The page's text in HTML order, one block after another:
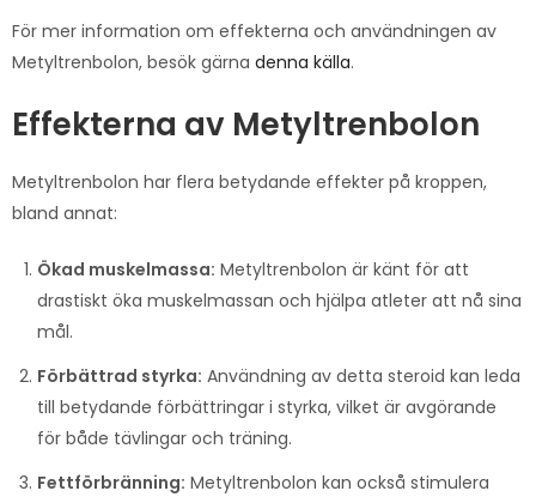
För mer information om effekterna och användningen av
Metyltrenbolon, besök gärna denna källa.
Effekterna av Metyltrenbolon
Metyltrenbolon har flera betydande effekter på kroppen,
bland annat:
Ökad muskelmassa: Metyltrenbolon är känt för att
drastiskt öka muskelmassan och hjälpa atleter att nå sina
mål.
Förbättrad styrka: Användning av detta steroid kan leda
till betydande förbättringar i styrka, vilket är avgörande
för både tävlingar och träning.
Fettförbränning: Metyltrenbolon kan också stimulera